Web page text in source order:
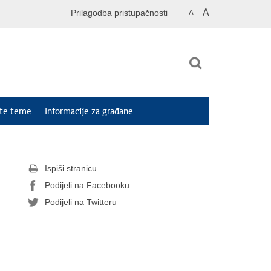
A A
Prilagodba pristupačnosti
teme Informacije za građane
Ispiši stranicu
Podijeli na Facebooku
Podijeli na Twitteru